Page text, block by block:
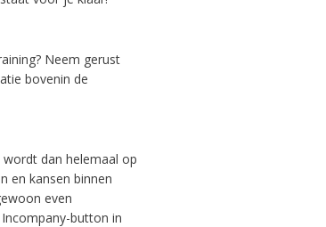
Neem gerust
bovenin de
dan helemaal op
en kansen binnen
even
button in